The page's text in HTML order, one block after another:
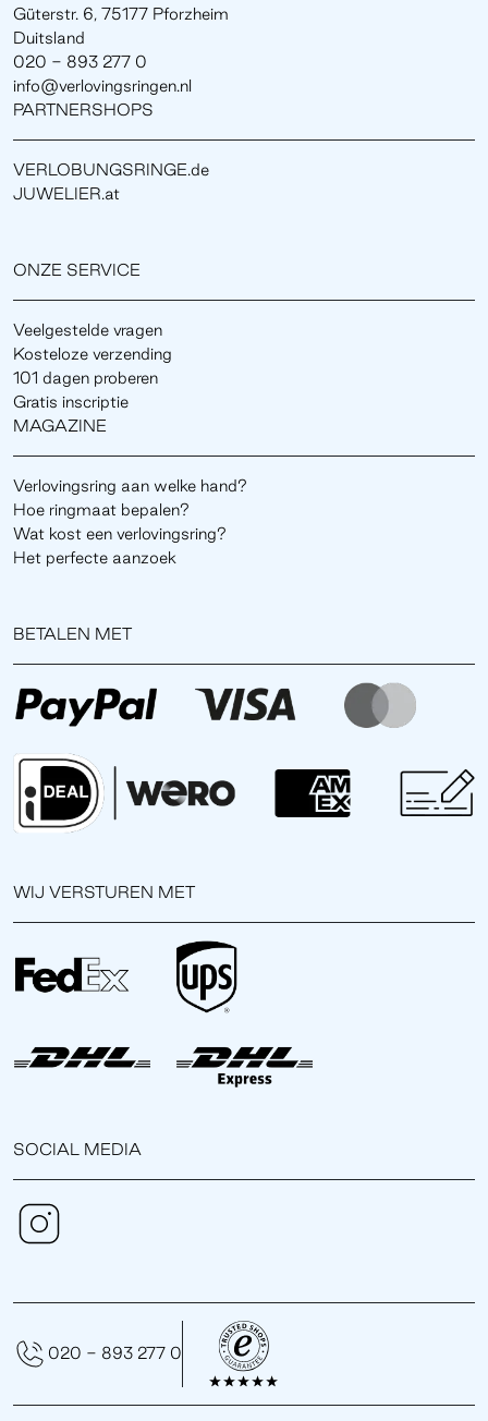
Güterstr. 6, 75177 Pforzheim
Duitsland
020 - 893 277 0
info@verlovingsringen.nl
PARTNERSHOPS
VERLOBUNGSRINGE.de
JUWELIER.at
ONZE SERVICE
Veelgestelde vragen
Kosteloze verzending
101 dagen proberen
Gratis inscriptie
MAGAZINE
Verlovingsring aan welke hand?
Hoe ringmaat bepalen?
Wat kost een verlovingsring?
Het perfecte aanzoek
BETALEN MET
WIJ VERSTUREN MET
SOCIAL MEDIA
020 - 893 277 0